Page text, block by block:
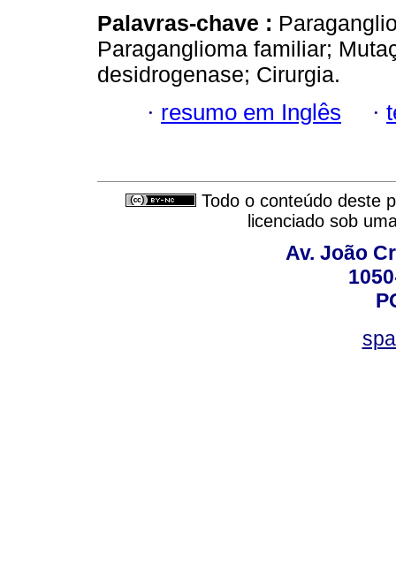
Palavras-chave :
Paraganglioma familiar;
desidrogenase; Cirurgia.
· resumo em Inglês ·
Todo o conteúdo deste
licenciado sob
Av. João